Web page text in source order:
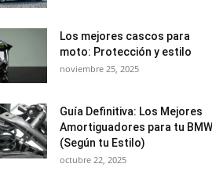
Los mejores cascos para
moto: Protección y estilo
noviembre 25, 2025
Guía Definitiva: Los Mejores
Amortiguadores para tu BMW
(Según tu Estilo)
octubre 22, 2025